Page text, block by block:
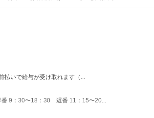
払いで給与が受け取れます（...
9：30〜18：30 遅番 11：15〜20...